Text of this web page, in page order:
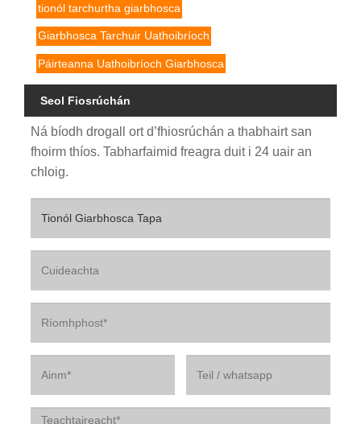
tionól tarchurtha giarbhosca
Giarbhosca Tarchuir Uathoibríoch
Páirteanna Uathoibríoch Giarbhosca
Seol Fiosrúchán
Ná bíodh drogall ort d’fhiosrúchán a thabhairt san
fhoirm thíos. Tabharfaimid freagra duit i 24 uair an
chloig.